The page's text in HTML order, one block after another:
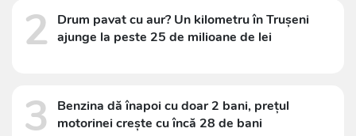
2
Drum pavat cu aur? Un kilometru în Trușeni
ajunge la peste 25 de milioane de lei
3
Benzina dă înapoi cu doar 2 bani, prețul
motorinei crește cu încă 28 de bani